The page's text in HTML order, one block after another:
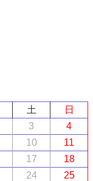
土
日
3
4
10
11
17
18
24
25